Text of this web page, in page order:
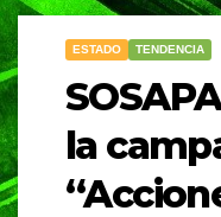
ESTADO TENDENCIA
la